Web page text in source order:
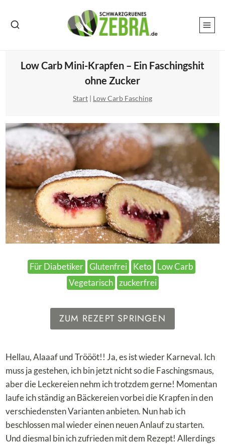
Inhalt
Low Carb Mini-Krapfen – Ein Faschingshit
ohne Zucker
Start | Low Carb Fasching
Für Diabetiker Glutenfrei Keto
Low Carb
Vegetarisch zuckerfrei
ZUM REZEPT SPRINGEN
Hellau, Alaaaf und Tröööt!! Ja, es ist wieder Karneval. Ich
muss ja gestehen, ich bin jetzt nicht so die Faschingsmaus,
aber die Leckereien nehm ich trotzdem gerne! Momentan
laufe ich ständig an Bäckereien vorbei die Krapfen in den
verschiedensten Varianten anbieten. Nun hab ich
beschlossen mal wieder einen neuen Anlauf zu starten.
Und diesmal bin ich zufrieden mit dem Rezept! Allerdings